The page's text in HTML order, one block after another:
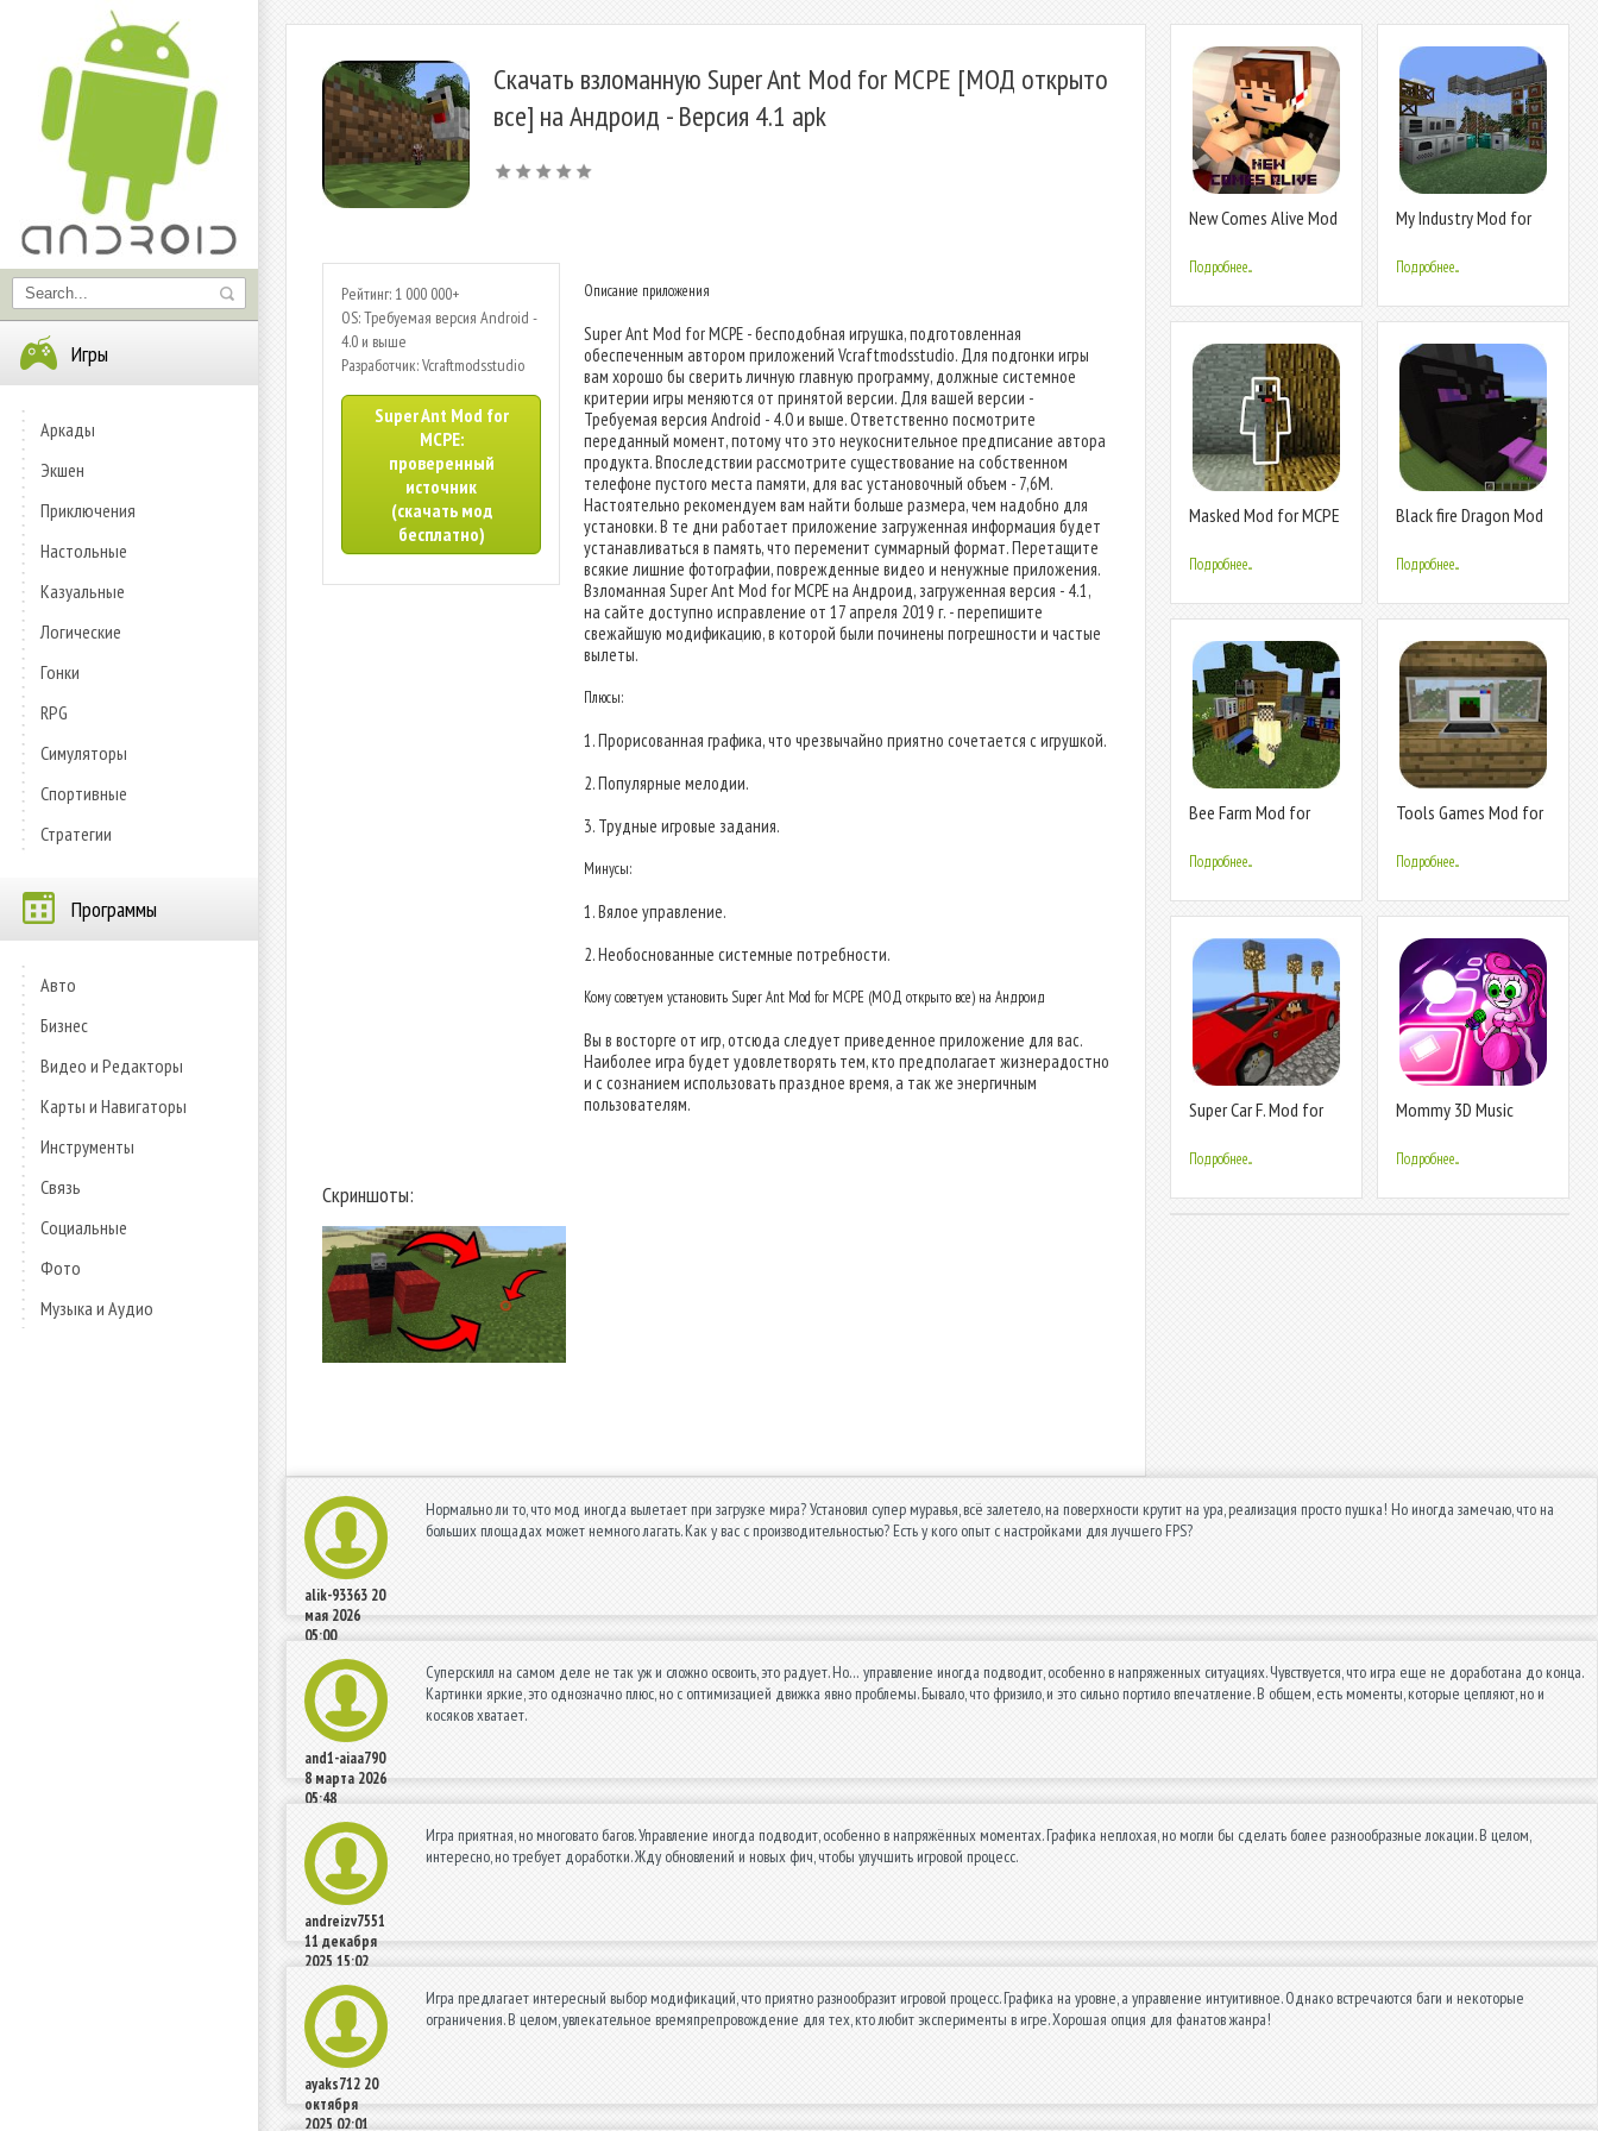
Игры
Аркады
Экшен
Приключения
Настольные
Казуальные
Логические
Гонки
RPG
Симуляторы
Спортивные
Стратегии
Программы
Авто
Бизнес
Видео и Редакторы
Карты и Навигаторы
Инструменты
Связь
Социальные
Фото
Музыка и Аудио
Скачать взломанную Super Ant Mod for MCPE [МОД открыто
все] на Андроид - Версия 4.1 apk
Рейтинг: 1 000 000+
OS: Требуемая версия Android -
4.0 и выше
Разработчик: Vcraftmodsstudio
Super Ant Mod for
MCPE:
проверенный
источник
(скачать мод
бесплатно)
Описание приложения
Super Ant Mod for MCPE - бесподобная игрушка, подготовленная
обеспеченным автором приложений Vcraftmodsstudio. Для подгонки игры
вам хорошо бы сверить личную главную программу, должные системное
критерии игры меняются от принятой версии. Для вашей версии -
Требуемая версия Android - 4.0 и выше. Ответственно посмотрите
переданный момент, потому что это неукоснительное предписание автора
продукта. Впоследствии рассмотрите существование на собственном
телефоне пустого места памяти, для вас установочный объем - 7,6M.
Настоятельно рекомендуем вам найти больше размера, чем надобно для
установки. В те дни работает приложение загруженная информация будет
устанавливаться в память, что переменит суммарный формат. Перетащите
всякие лишние фотографии, поврежденные видео и ненужные приложения.
Взломанная Super Ant Mod for MCPE на Андроид, загруженная версия - 4.1,
на сайте доступно исправление от 17 апреля 2019 г. - перепишите
свежайшую модификацию, в которой были починены погрешности и частые
вылеты.
Плюсы:
1. Прорисованная графика, что чрезвычайно приятно сочетается с игрушкой.
2. Популярные мелодии.
3. Трудные игровые задания.
Минусы:
1. Вялое управление.
2. Необоснованные системные потребности.
Кому советуем установить Super Ant Mod for MCPE (МОД открыто все) на Андроид
Вы в восторге от игр, отсюда следует приведенное приложение для вас.
Наиболее игра будет удовлетворять тем, кто предполагает жизнерадостно
и с сознанием использовать праздное время, а так же энергичным
пользователям.
Скриншоты:
New Comes Alive Mod
Подробнее...
My Industry Mod for
Подробнее...
Masked Mod for MCPE
Подробнее...
Black fire Dragon Mod
Подробнее...
Bee Farm Mod for
Подробнее...
Tools Games Mod for
Подробнее...
Super Car F. Mod for
Подробнее...
Mommy 3D Music
Подробнее...
alik-93363 20
мая 2026
05:00
Нормально ли то, что мод иногда вылетает при загрузке мира? Установил супер муравья, всё залетело, на поверхности крутит на ура, реализация просто пушка! Но иногда замечаю, что на
больших площадах может немного лагать. Как у вас с производительностью? Есть у кого опыт с настройками для лучшего FPS?
and1-aiaa790
8 марта 2026
05:48
Суперскилл на самом деле не так уж и сложно освоить, это радует. Но… управление иногда подводит, особенно в напряженных ситуациях. Чувствуется, что игра еще не доработана до конца.
Картинки яркие, это однозначно плюс, но с оптимизацией движка явно проблемы. Бывало, что фризило, и это сильно портило впечатление. В общем, есть моменты, которые цепляют, но и
косяков хватает.
andreizv7551
11 декабря
2025 15:02
Игра приятная, но многовато багов. Управление иногда подводит, особенно в напряжённых моментах. Графика неплохая, но могли бы сделать более разнообразные локации. В целом,
интересно, но требует доработки. Жду обновлений и новых фич, чтобы улучшить игровой процесс.
ayaks712 20
октября
2025 02:01
Игра предлагает интересный выбор модификаций, что приятно разнообразит игровой процесс. Графика на уровне, а управление интуитивное. Однако встречаются баги и некоторые
ограничения. В целом, увлекательное времяпрепровождение для тех, кто любит эксперименты в игре. Хорошая опция для фанатов жанра!